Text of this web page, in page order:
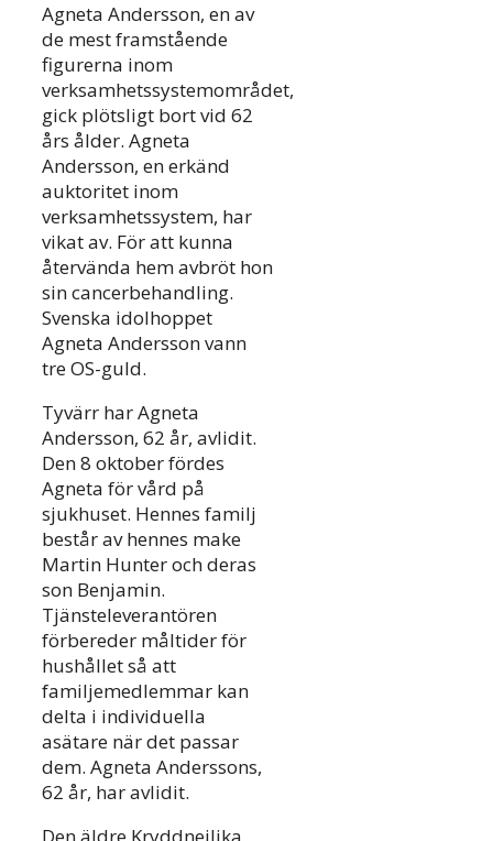
Agneta Andersson, en av
de mest framstående
figurerna inom
verksamhetssystemområdet,
gick plötsligt bort vid 62
års ålder. Agneta
Andersson, en erkänd
auktoritet inom
verksamhetssystem, har
vikat av. För att kunna
återvända hem avbröt hon
sin cancerbehandling.
Svenska idolhoppet
Agneta Andersson vann
tre OS-guld.
Tyvärr har Agneta
Andersson, 62 år, avlidit.
Den 8 oktober fördes
Agneta för vård på
sjukhuset. Hennes familj
består av hennes make
Martin Hunter och deras
son Benjamin.
Tjänsteleverantören
förbereder måltider för
hushållet så att
familjemedlemmar kan
delta i individuella
asätare när det passar
dem. Agneta Anderssons,
62 år, har avlidit.